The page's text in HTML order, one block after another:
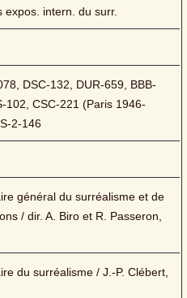
expos. intern. du surr.
DSC-132, DUR-659, BBB-
102, CSC-221 (Paris 1946-
2-146
général du surréalisme et de
/ dir. A. Biro et R. Passeron,
du surréalisme / J.-P. Clébert,